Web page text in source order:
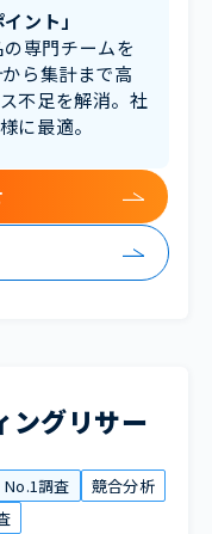
ント」
専門チームを
ら集計まで高
不足を解消。社
に最適。
ングリサー
No.1調査
競合分析